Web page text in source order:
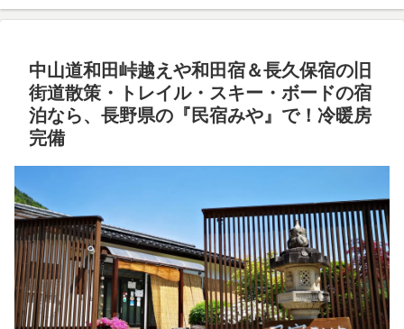
中山道和田峠越えや和田宿＆長久保宿の旧
街道散策・トレイル・スキー・ボードの宿
泊なら、長野県の『民宿みや』で！冷暖房
完備